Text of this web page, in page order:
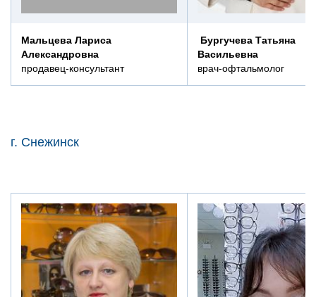
Мальцева Лариса
Александровна
продавец-консультант
Бургучева Татьяна
Васильевна
врач-офтальмолог
г. Снежинск